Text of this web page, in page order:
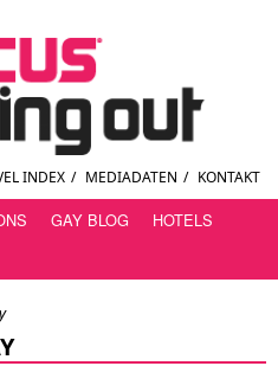
INDEX / MEDIADATEN / KONTAKT
GAY BLOG
HOTELS